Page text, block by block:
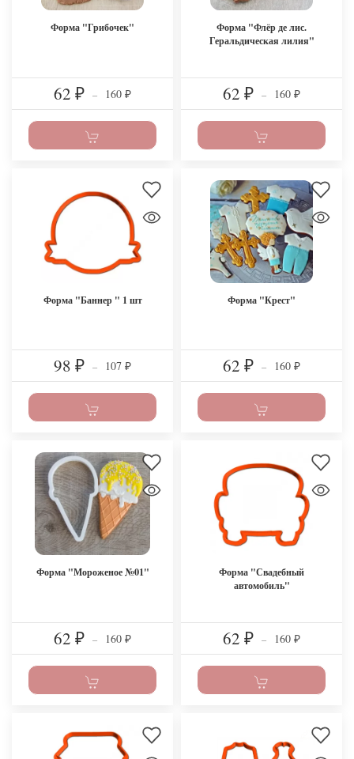
Форма "Грибочек"
62 ₽ – 160 ₽
Форма "Флёр де лис.
Геральдическая лилия"
62 ₽ – 160 ₽
Форма "Баннер " 1 шт
98 ₽ – 107 ₽
Форма "Крест"
62 ₽ – 160 ₽
Форма "Мороженое №01"
62 ₽ – 160 ₽
Форма "Свадебный
автомобиль"
62 ₽ – 160 ₽